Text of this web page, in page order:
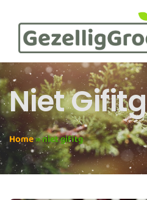
Niet Gifitg
Home»niet gifitg